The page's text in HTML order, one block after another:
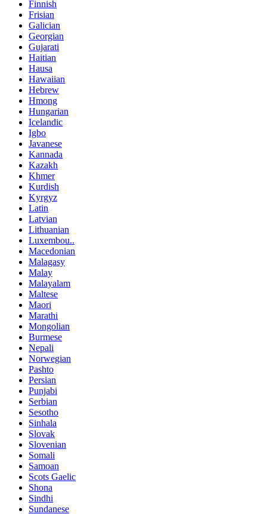
Finnish
Frisian
Galician
Georgian
Gujarati
Haitian
Hausa
Hawaiian
Hebrew
Hmong
Hungarian
Icelandic
Igbo
Javanese
Kannada
Kazakh
Khmer
Kurdish
Kyrgyz
Latin
Latvian
Lithuanian
Luxembou..
Macedonian
Malagasy
Malay
Malayalam
Maltese
Maori
Marathi
Mongolian
Burmese
Nepali
Norwegian
Pashto
Persian
Punjabi
Serbian
Sesotho
Sinhala
Slovak
Slovenian
Somali
Samoan
Scots Gaelic
Shona
Sindhi
Sundanese